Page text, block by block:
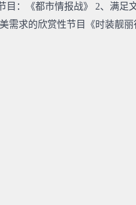
目：《都市情报战》 2、满足
需求的欣赏性节目《时装靓